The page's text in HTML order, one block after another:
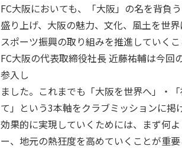
FC大阪においても、「大阪」の名を背負
盛り上げ、大阪の魅力、文化、風土を世
スポーツ振興の取り組みを推進していく
FC大阪の代表取締役社長 近藤祐輔は今
参入し
ました。これまでも「大阪を世界へ」・
て」という3本軸をクラブミッションに掲
効果的に実現していくためには、まず何
ー、地元の熱狂度を高めていくことが重